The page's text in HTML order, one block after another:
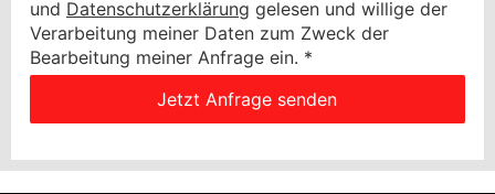
und Datenschutzerklärung gelesen und willige der
Verarbeitung meiner Daten zum Zweck der
Bearbeitung meiner Anfrage ein. *
Jetzt Anfrage senden